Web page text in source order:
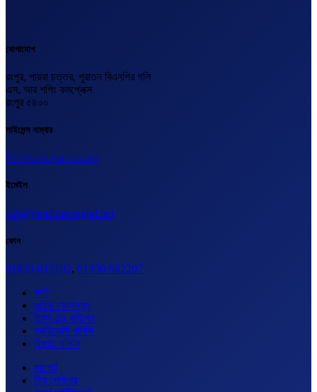
যোগাযোগ
রংপুর, পায়রা চত্তর, পুরাতন বিএনপির গলি
এস, আর শপিং কমপ্লেক্স
রংপুর ৫৪০০
লাইসেন্স নাম্বার
বিএল-২০২৩-২৪০০০১৬২
ইমেইল
info@outsourcingbd.net
ফোন
01828-015102, 01950-962207
ভর্তি
লাইভ কোর্সসমূহ
টার্মস এন্ড কন্ডিশন
প্রাইভেসি পলিসি
রিফান্ড পলিসি
সাপোর্ট
ফ্রি সেমিনার